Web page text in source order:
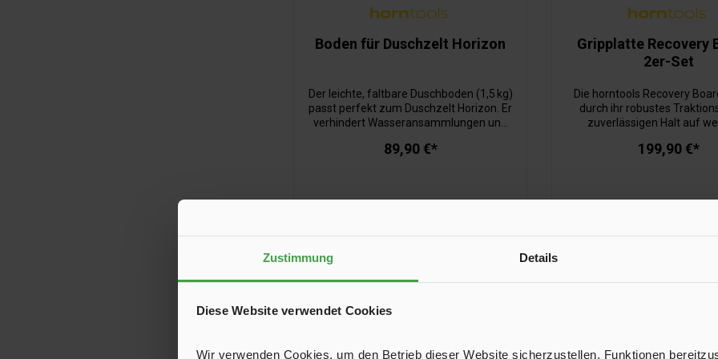
Zustimmung Details
Diese Website verwendet Cookies
Wir verwenden Cookies, um den Betrieb dieser Website sicherzustellen, Funktionen
Boden für Duschzelt Horizon
Der leichte, faltbare Duschboden (1,5 kg)
passt perfekt zum Duschzelt Horizon. Er
verhindert Wasseransammlungen und
ein Ablassrohr gezielt nach außen
89,90 €*
Gripplatte Recovery
2er-Set
Die horntools Recovery
durch ihr robustes
zuverlässigen Halt auf
Sand. Sie sind ideal zur
befestigen.
199,90 €*